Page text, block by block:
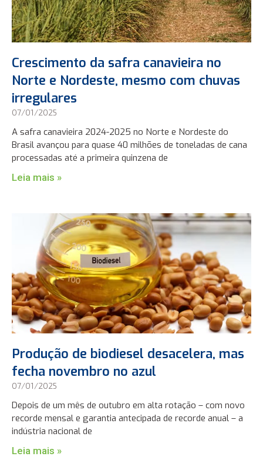
Crescimento da safra canavieira no
Norte e Nordeste, mesmo com chuvas
irregulares
07/01/2025
A safra canavieira 2024-2025 no Norte e Nordeste do
Brasil avançou para quase 40 milhões de toneladas de cana
processadas até a primeira quinzena de
Leia mais »
Produção de biodiesel desacelera, mas
fecha novembro no azul
07/01/2025
Depois de um mês de outubro em alta rotação – com novo
recorde mensal e garantia antecipada de recorde anual – a
indústria nacional de
Leia mais »